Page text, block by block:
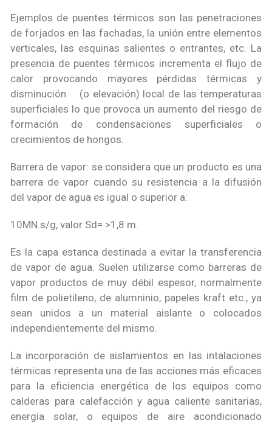
Ejemplos de puentes térmicos son las penetraciones
de forjados en las fachadas, la unión entre elementos
verticales, las esquinas salientes o entrantes, etc. La
presencia de puentes térmicos incrementa el flujo de
calor provocando mayores pérdidas térmicas y
disminución (o elevación) local de las temperaturas
superficiales lo que provoca un aumento del riesgo de
formación de condensaciones superficiales o
crecimientos de hongos.
Barrera de vapor: se considera que un producto es una
barrera de vapor cuando su resistencia a la difusión
del vapor de agua es igual o superior a:
10MN.s/g, valor Sd= >1,8 m.
Es la capa estanca destinada a evitar la transferencia
de vapor de agua. Suelen utilizarse como barreras de
vapor productos de muy débil espesor, normalmente
film de polietileno, de alumninio, papeles kraft etc., ya
sean unidos a un material aislante o colocados
independientemente del mismo.
La incorporación de aislamientos en las intalaciones
térmicas representa una de las acciones más eficaces
para la eficiencia energética de los equipos como
calderas para calefacción y agua caliente sanitarias,
energía solar, o equipos de aire acondicionado